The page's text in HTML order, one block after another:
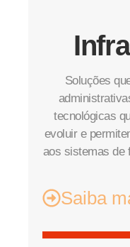
Soluções
tecnológicas
evoluir e
aos sistemas de
Saiba